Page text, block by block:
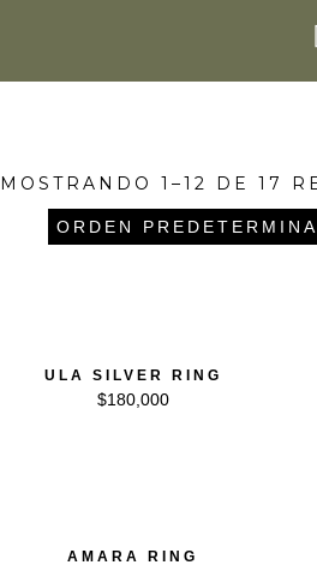
MOSTRANDO 1–12 DE 17
ULA SILVER RING
$180,000
AMARA RING